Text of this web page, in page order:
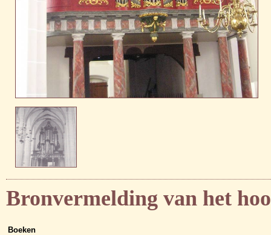
Bronvermelding van het
Boeken